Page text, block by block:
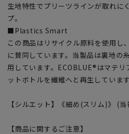
生地特性でプリーツラインが取れに
プ。
■Plastics Smart
この商品はリサイクル原料を使用し
に賛同しています。当製品は裏地の
用しています。ECOBLUE®はマテ
ットボトルを繊維へと再生しています
【シルエット】《細め(スリム)》 (当
【商品に関するご注意】